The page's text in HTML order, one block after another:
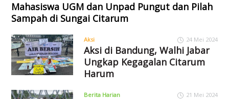
Mahasiswa UGM dan Unpad Pungut dan Pilah
Sampah di Sungai Citarum
Aksi 24 Mei 2024
Aksi di Bandung, Walhi Jabar
Ungkap Kegagalan Citarum
Harum
Berita Harian 21 Mei 2024